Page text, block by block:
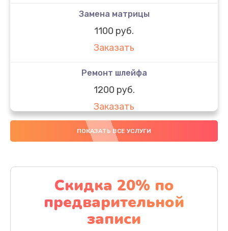
Замена матрицы
1100 руб.
Заказать
Ремонт шлейфа
1200 руб.
Заказать
Ремонт экрана
Заказать
Настройка BIOS
500 руб.
Заказать
ПОКАЗАТЬ ВСЕ УСЛУГИ
Скидка 20% по
предварительной
записи